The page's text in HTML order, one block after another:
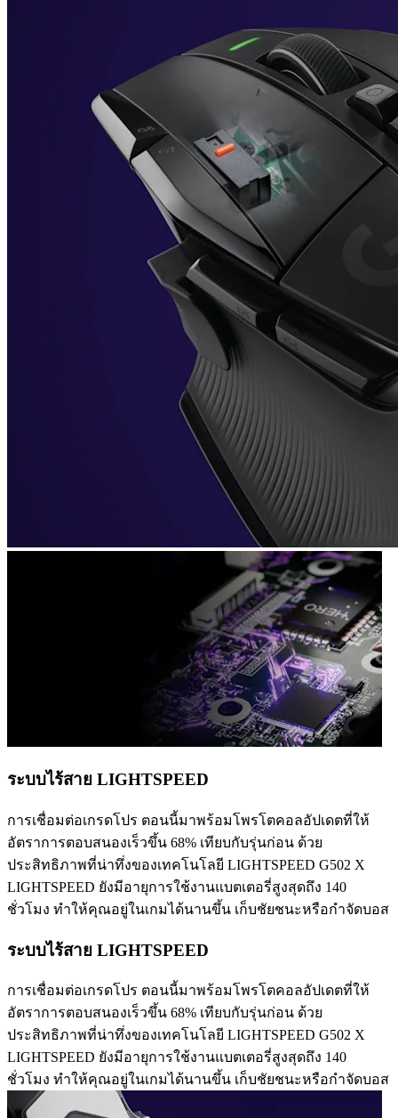
ระบบไร้สาย LIGHTSPEED
การเชื่อมต่อเกรดโปร ตอนนี้มาพร้อมโพรโตคอลอัปเดตที่ให้
อัตราการตอบสนองเร็วขึ้น 68% เทียบกับรุ่นก่อน ด้วย
ประสิทธิภาพที่น่าทึ่งของเทคโนโลยี LIGHTSPEED G502 X
LIGHTSPEED ยังมีอายุการใช้งานแบตเตอรี่สูงสุดถึง 140
ชั่วโมง ทำให้คุณอยู่ในเกมได้นานขึ้น เก็บชัยชนะหรือกำจัดบอส
ระบบไร้สาย LIGHTSPEED
การเชื่อมต่อเกรดโปร ตอนนี้มาพร้อมโพรโตคอลอัปเดตที่ให้
อัตราการตอบสนองเร็วขึ้น 68% เทียบกับรุ่นก่อน ด้วย
ประสิทธิภาพที่น่าทึ่งของเทคโนโลยี LIGHTSPEED G502 X
LIGHTSPEED ยังมีอายุการใช้งานแบตเตอรี่สูงสุดถึง 140
ชั่วโมง ทำให้คุณอยู่ในเกมได้นานขึ้น เก็บชัยชนะหรือกำจัดบอส